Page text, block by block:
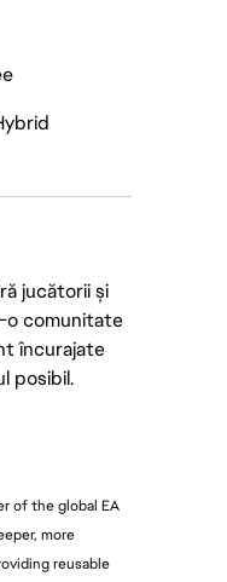
jucătorii și
o comunitate
încurajate
posibil.
of the global EA
more
reusable